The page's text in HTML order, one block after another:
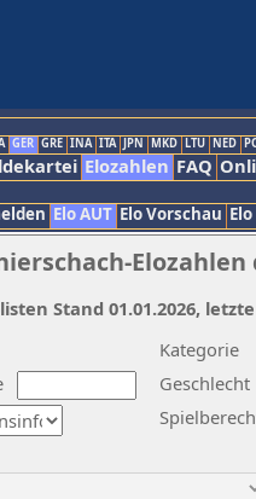
GER GRE INA ITA JPN MKD LTU NED
Elozahlen FAQ
Elo AUT Elo Vorschau
Elozahlen
Kategorie
Geschlecht
Stand 01.01.2026,